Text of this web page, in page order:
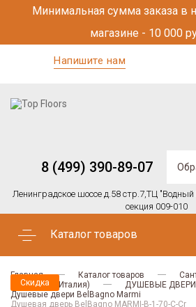
Минимальная сумма заказа в
магазине - 10 000
Напишите нам
8 (499) 390-89-07
Ленинградское шоссе д.58 стр.7,ТЦ "Водный
секция 009-010
Каталог товаров
Главная Каталог товаров
BELBAGNO (Италия)
ДУШЕВЫЕ ДВЕРИ
Душевые двери BelBagno Marmi
Душевая дверь BelBagno MARMI-B-1-70-C-Cr
Скидка